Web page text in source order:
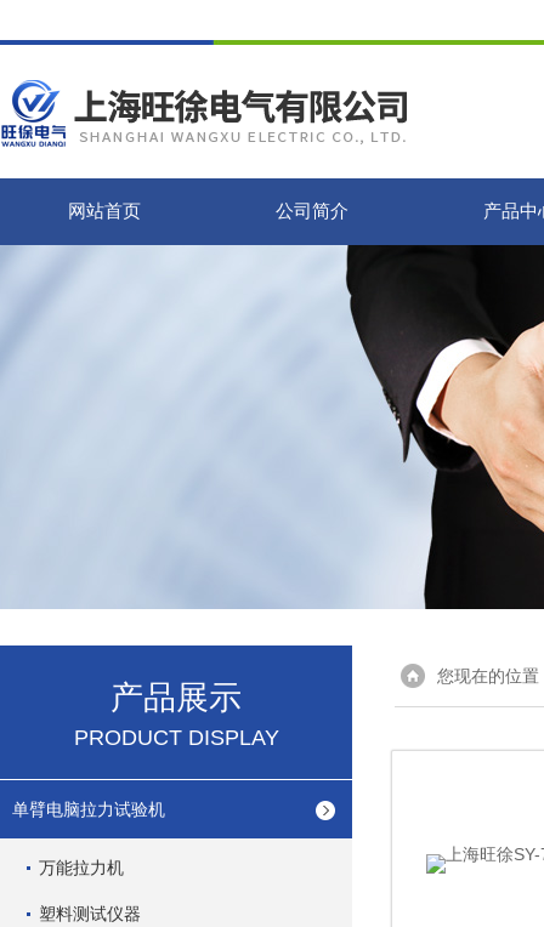
网站首页 公司简介 产品中
产品展示
PRODUCT DISPLAY
单臂电脑拉力试验机
万能拉力机
塑料测试仪器
您现在的位置